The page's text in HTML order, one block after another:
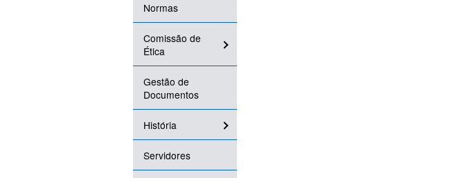
Normas
Comissão de
Ética
Gestão de
Documentos
História
Servidores